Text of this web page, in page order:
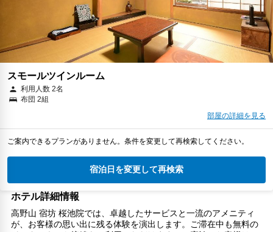
スモールツインルーム
利用人数 2名
布団 2組
部屋の詳細を見る
ご案内できるプランがありません。条件を変更して再検索してください。
宿泊日を変更して再検索
ホテル詳細情報
高野山 宿坊 桜池院では、卓越したサービスと一流のアメニティ
が、お客様の思い出に残る体験を演出します。ご滞在中も無料の